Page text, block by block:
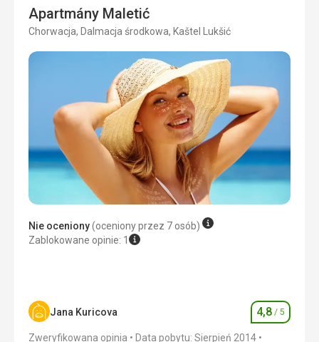
Apartmány Maletić
Chorwacja, Dalmacja środkowa, Kaštel Lukšić
Nie oceniony(oceniony przez 7 osób)
Zablokowane opinie: 1
Jana Kuricova Ocena
4,8 / 5
Zweryfikowana opinia
Data pobytu: Sierpień 2014